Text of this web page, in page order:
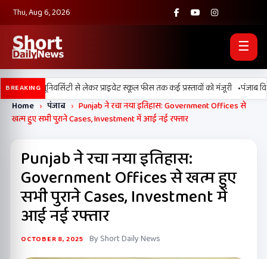
Thu, Aug 6, 2026
☰
BREAKING
यूनिवर्सिटी से लेकर प्राइवेट स्कूल फीस तक कई प्रस्तावों को मंजूरी •पंजाब
Home › पंजाब › Punjab ने रचा नया इतिहास: Government Offices से
खत्म हुए सभी पुराने Cases, Investment में आई नई रफ्तार
Punjab ने रचा नया इतिहास:
Government Offices से खत्म हुए
सभी पुराने Cases, Investment में
आई नई रफ्तार
OCTOBER 8, 2025 By Short Daily News